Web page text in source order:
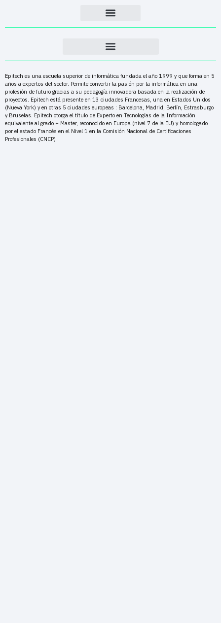
Epitech es una escuela superior de informática fundada el año 1999 y que forma en 5
años a expertos del sector. Permite convertir la pasión por la informática en una
profesión de futuro gracias a su pedagogía innovadora basada en la realización de
proyectos. Epitech está presente en 13 ciudades Francesas, una en Estados Unidos
(Nueva York) y en otras 5 ciudades europeas : Barcelona, Madrid, Berlín, Estrasburgo
y Bruselas. Epitech otorga el título de Experto en Tecnologías de la Información
equivalente al grado + Master, reconocido en Europa (nivel 7 de la EU) y homologado
por el estado Francés en el Nivel 1 en la Comisión Nacional de Certificaciones
Profesionales (CNCP)